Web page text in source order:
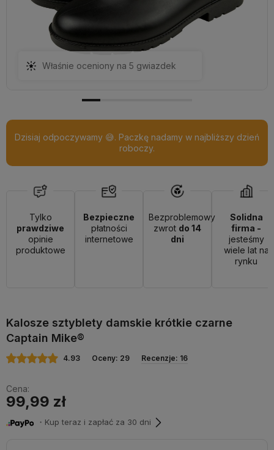
Właśnie oceniony na 5 gwiazdek
Dzisiaj odpoczywamy 😅. Paczkę nadamy w najbliższy dzień
roboczy.
Tylko
prawdziwe
opinie
produktowe
Bezpieczne
płatności
internetowe
Bezproblemowy
zwrot do 14
dni
Solidna
firma -
jesteśmy
wiele lat na
rynku
Kalosze sztyblety damskie krótkie czarne
Captain Mike®
4.93 Oceny: 29 Recenzje: 16
Cena:
99,99 zł
・Kup teraz i zapłać za 30 dni